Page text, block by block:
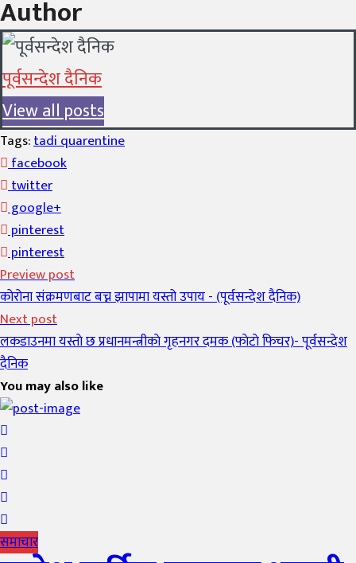
Author
पूर्वसन्देश दैनिक
View all posts
Tags:tadi quarentine
facebook
twitter
google+
pinterest
pinterest
Preview post
कोरोना संक्रमणबाट बच्न झापामा यस्तो उपाय - (पूर्वसन्देश दैनिक)
Next post
लकडाउनमा यस्ताे छ प्रधानमन्त्रीकाे गृहनगर दमक (फाेटाे फिचर)- पूर्वसन्देश
दैनिक
You may also like
समाचार